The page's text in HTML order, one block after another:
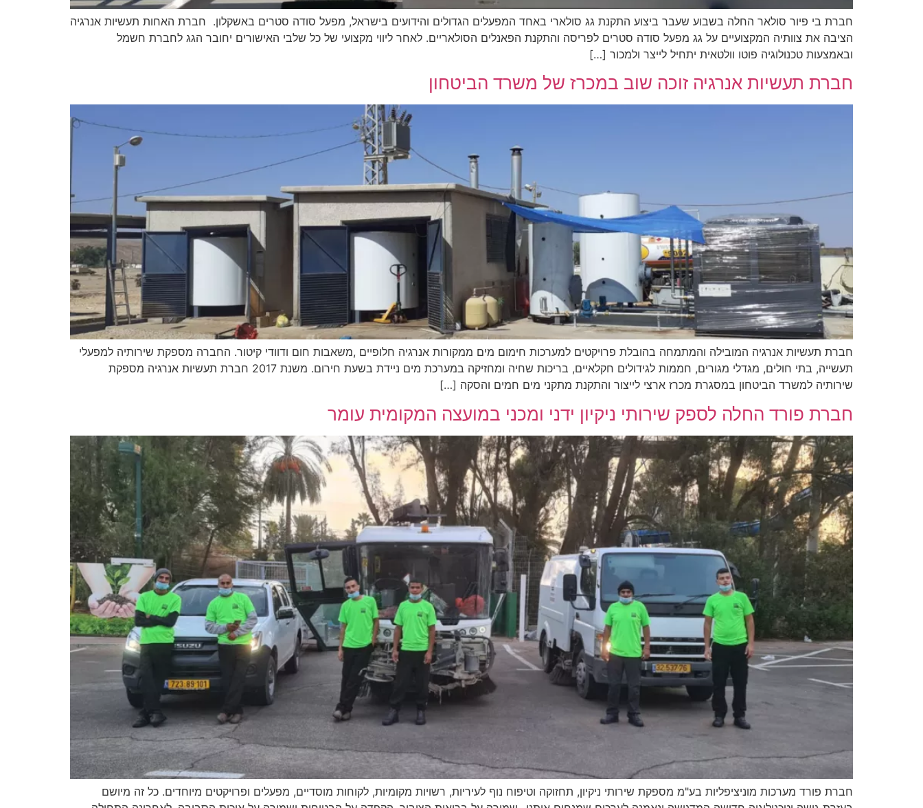
חברת בי פיור סולאר החלה בשבוע שעבר ביצוע התקנת גג סולארי באחד המפעלים הגדולים והידועים בישראל, מפעל סודה סטרים באשקלון. חברת האחות תעשיות אנרגיה
הציבה את צוותיה המקצועיים על גג מפעל סודה סטרים לפריסה והתקנת הפאנלים הסולאריים. לאחר ליווי מקצועי של כל שלבי האישורים יחובר הגג לחברת חשמל
ובאמצעות טכנולוגיה פוטו וולטאית יתחיל לייצר ולמכור […]
חברת תעשיות אנרגיה זוכה שוב במכרז של משרד הביטחון
חברת תעשיות אנרגיה המובילה והמתמחה בהובלת פרויקטים למערכות חימום מים ממקורות אנרגיה חלופיים ,משאבות חום ודוודי קיטור. החברה מספקת שירותיה למפעלי
תעשייה, בתי חולים, מגדלי מגורים, חממות לגידולים חקלאיים, בריכות שחיה ומחזיקה במערכת מים ניידת בשעת חירום. משנת 2017 חברת תעשיות אנרגיה מספקת
שירותיה למשרד הביטחון במסגרת מכרז ארצי לייצור והתקנת מתקני מים חמים והסקה […]
חברת פורד החלה לספק שירותי ניקיון ידני ומכני במועצה המקומית עומר
חברת פורד מערכות מוניציפליות בע"מ מספקת שירותי ניקיון, תחזוקה וטיפוח נוף לעיריות, רשויות מקומיות, לקוחות מוסדיים, מפעלים ופרויקטים מיוחדים. כל זה מיושם